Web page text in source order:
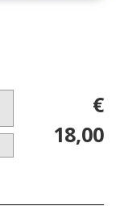
€
18,00